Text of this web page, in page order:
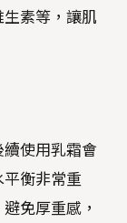
素等，讓肌
使用乳霜會
衡非常重
避免厚重感，